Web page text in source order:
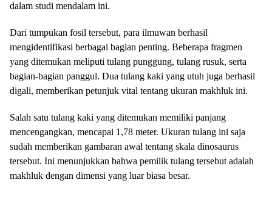
dalam studi mendalam ini.
Dari tumpukan fosil tersebut, para ilmuwan berhasil
mengidentifikasi berbagai bagian penting. Beberapa fragmen
yang ditemukan meliputi tulang punggung, tulang rusuk, serta
bagian-bagian panggul. Dua tulang kaki yang utuh juga berhasil
digali, memberikan petunjuk vital tentang ukuran makhluk ini.
Salah satu tulang kaki yang ditemukan memiliki panjang
mencengangkan, mencapai 1,78 meter. Ukuran tulang ini saja
sudah memberikan gambaran awal tentang skala dinosaurus
tersebut. Ini menunjukkan bahwa pemilik tulang tersebut adalah
makhluk dengan dimensi yang luar biasa besar.